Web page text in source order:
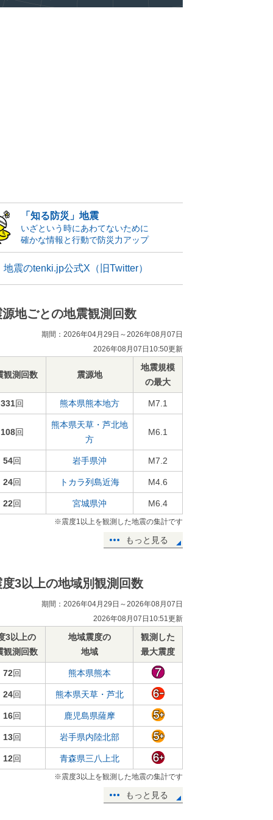
「知る防災」地震
いざという時にあわてないために
確かな情報と行動で防災力アップ
地震のtenki.jp公式X（旧Twitter）
源地ごとの地震観測回数
期間：2026年04月29日～2026年08月07日
2026年08月07日10:50更新
観測回数 震源地
地震規模
の最大
331回 熊本県熊本地方 M7.1
108回
熊本県天草・芦北地
方
M6.1
54回 岩手県沖 M7.2
24回 トカラ列島近海 M4.6
22回 宮城県沖 M6.4
※震度1以上を観測した地震の集計です
もっと見る
度3以上の地域別観測回数
期間：2026年04月29日～2026年08月07日
2026年08月07日10:51更新
3以上の
観測回数
地域震度の
地域
観測した
最大震度
72回 熊本県熊本
24回 熊本県天草・芦北
16回 鹿児島県薩摩
13回 岩手県内陸北部
12回 青森県三八上北
※震度3以上を観測した地震の集計です
もっと見る